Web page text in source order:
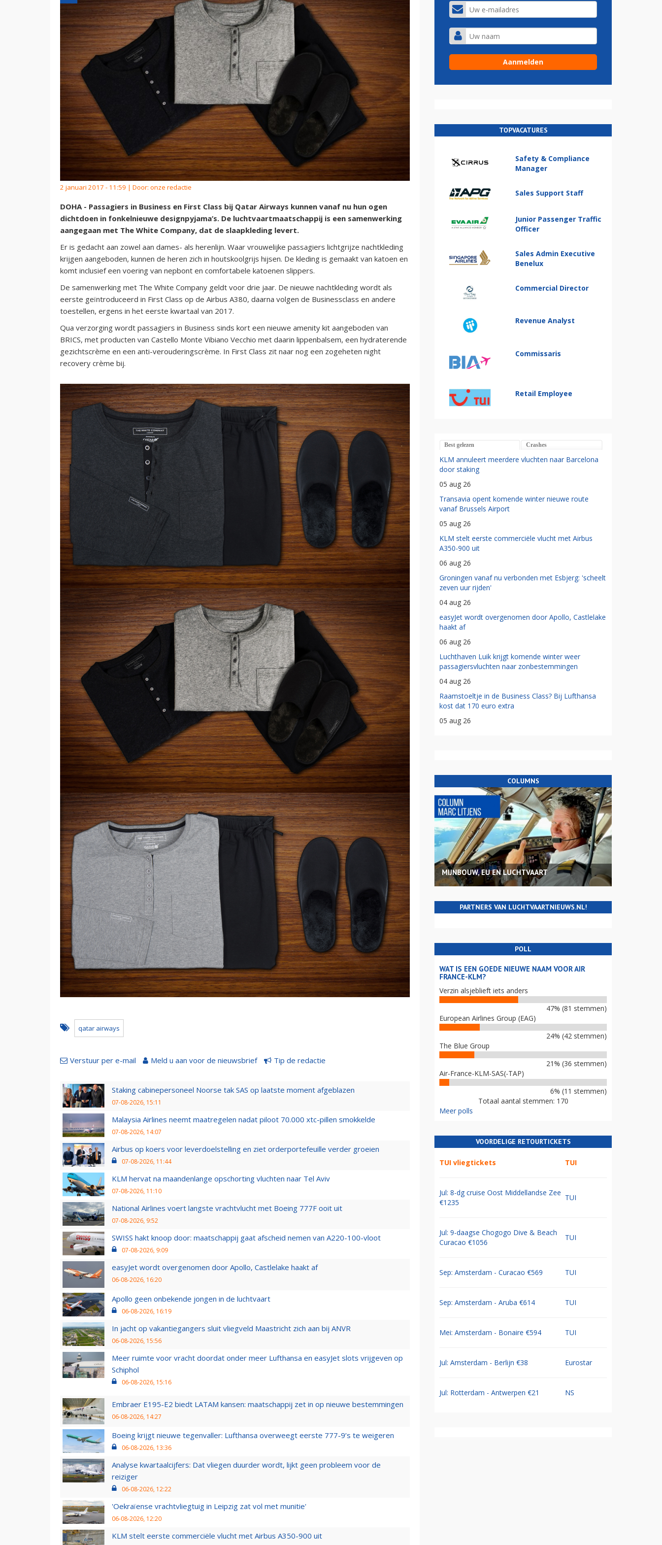
2 januari 2017 - 11:59 | Door: onze redactie
DOHA - Passagiers in Business en First Class bij Qatar Airways kunnen vanaf nu hun ogen
dichtdoen in fonkelnieuwe designpyjama’s. De luchtvaartmaatschappij is een samenwerking
aangegaan met The White Company, dat de slaapkleding levert.
Er is gedacht aan zowel aan dames- als herenlijn. Waar vrouwelijke passagiers lichtgrijze nachtkleding
krijgen aangeboden, kunnen de heren zich in houtskoolgrijs hijsen. De kleding is gemaakt van katoen en
komt inclusief een voering van nepbont en comfortabele katoenen slippers.
De samenwerking met The White Company geldt voor drie jaar. De nieuwe nachtkleding wordt als
eerste geïntroduceerd in First Class op de Airbus A380, daarna volgen de Businessclass en andere
toestellen, ergens in het eerste kwartaal van 2017.
Qua verzorging wordt passagiers in Business sinds kort een nieuwe amenity kit aangeboden van
BRICS, met producten van Castello Monte Vibiano Vecchio met daarin lippenbalsem, een hydraterende
gezichtscrème en een anti-verouderingscrème. In First Class zit naar nog een zogeheten night
recovery crème bij.
qatar airways
Verstuur per e-mail Meld u aan voor de nieuwsbrief Tip de redactie
Staking cabinepersoneel Noorse tak SAS op laatste moment afgeblazen
07-08-2026, 15:11
Malaysia Airlines neemt maatregelen nadat piloot 70.000 xtc-pillen smokkelde
07-08-2026, 14:07
Airbus op koers voor leverdoelstelling en ziet orderportefeuille verder groeien
07-08-2026, 11:44
KLM hervat na maandenlange opschorting vluchten naar Tel Aviv
07-08-2026, 11:10
National Airlines voert langste vrachtvlucht met Boeing 777F ooit uit
07-08-2026, 9:52
SWISS hakt knoop door: maatschappij gaat afscheid nemen van A220-100-vloot
07-08-2026, 9:09
easyJet wordt overgenomen door Apollo, Castlelake haakt af
06-08-2026, 16:20
Apollo geen onbekende jongen in de luchtvaart
06-08-2026, 16:19
In jacht op vakantiegangers sluit vliegveld Maastricht zich aan bij ANVR
06-08-2026, 15:56
Meer ruimte voor vracht doordat onder meer Lufthansa en easyJet slots vrijgeven op
Schiphol
06-08-2026, 15:16
Embraer E195-E2 biedt LATAM kansen: maatschappij zet in op nieuwe bestemmingen
06-08-2026, 14:27
Boeing krijgt nieuwe tegenvaller: Lufthansa overweegt eerste 777-9’s te weigeren
06-08-2026, 13:36
Analyse kwartaalcijfers: Dat vliegen duurder wordt, lijkt geen probleem voor de
reiziger
06-08-2026, 12:22
'Oekraïense vrachtvliegtuig in Leipzig zat vol met munitie'
06-08-2026, 12:20
KLM stelt eerste commerciële vlucht met Airbus A350-900 uit
TOPVACATURES
Safety & Compliance
Manager
Sales Support Staff
Junior Passenger Traffic
Officer
Sales Admin Executive
Benelux
Commercial Director
Revenue Analyst
Commissaris
Retail Employee
Best gelezen Crashes
KLM annuleert meerdere vluchten naar Barcelona
door staking
05 aug 26
Transavia opent komende winter nieuwe route
vanaf Brussels Airport
05 aug 26
KLM stelt eerste commerciële vlucht met Airbus
A350-900 uit
06 aug 26
Groningen vanaf nu verbonden met Esbjerg: 'scheelt
zeven uur rijden'
04 aug 26
easyJet wordt overgenomen door Apollo, Castlelake
haakt af
06 aug 26
Luchthaven Luik krijgt komende winter weer
passagiersvluchten naar zonbestemmingen
04 aug 26
Raamstoeltje in de Business Class? Bij Lufthansa
kost dat 170 euro extra
05 aug 26
COLUMNS
MIJNBOUW, EU EN LUCHTVAART
PARTNERS VAN LUCHTVAARTNIEUWS.NL!
POLL
WAT IS EEN GOEDE NIEUWE NAAM VOOR AIR
FRANCE-KLM?
Verzin alsjeblieft iets anders
47% (81 stemmen)
European Airlines Group (EAG)
24% (42 stemmen)
The Blue Group
21% (36 stemmen)
Air-France-KLM-SAS(-TAP)
6% (11 stemmen)
Totaal aantal stemmen: 170
Meer polls
VOORDELIGE RETOURTICKETS
TUI vliegtickets TUI
Jul: 8-dg cruise Oost Middellandse Zee
€1235
TUI
Jul: 9-daagse Chogogo Dive & Beach
Curacao €1056
TUI
Sep: Amsterdam - Curacao €569 TUI
Sep: Amsterdam - Aruba €614 TUI
Mei: Amsterdam - Bonaire €594 TUI
Jul: Amsterdam - Berlijn €38 Eurostar
Jul: Rotterdam - Antwerpen €21 NS